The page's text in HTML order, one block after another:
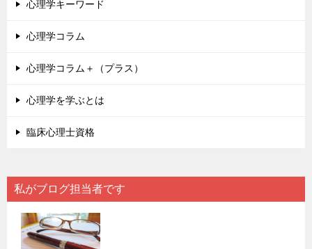
心理学キーワード
心理学コラム
心理学コラム＋（プラス）
心理学を学ぶとは
臨床心理士資格
私がブログ担当者です